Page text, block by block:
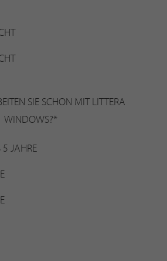
SIE SCHON MIT LITTERA
WINDOWS?*
5 JAHRE